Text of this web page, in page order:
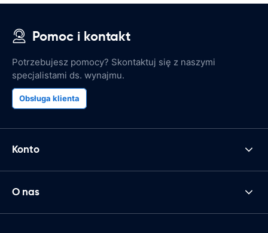
Pomoc i kontakt
Potrzebujesz pomocy? Skontaktuj się z naszymi
specjalistami ds. wynajmu.
Obsługa klienta
Konto
O nas